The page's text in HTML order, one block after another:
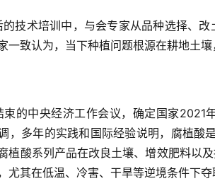
的技术培训中，与会专家从品种选择、
一致认为，当下种植问题根源在耕地土
束的中央经济工作会议，确定国家2021
，多年的实践和国际经验说明，腐植酸
植酸系列产品在改良土壤、增效肥料以
尤其在低温、冷害、干旱等逆境条件下